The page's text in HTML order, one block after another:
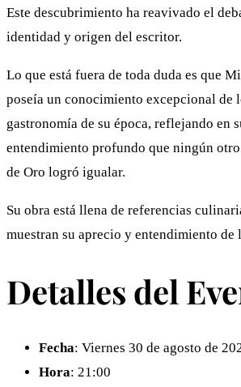
Este descubrimiento ha reavivado el
identidad y origen del escritor​.
Lo que está fuera de toda duda es que
poseía un conocimiento excepcional de
gastronomía de su época, reflejando en
entendimiento profundo que ningún
de Oro logró igualar.
Su obra está llena de referencias
muestran su aprecio y entendimiento de
Detalles del
Fecha: Viernes 30 de agosto de
Hora: 21:00